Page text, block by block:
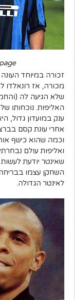
זכורה במיוחד
מכורה, אז רונאלדו
שלא הגיעה לה
האליפות. נוכחותו
ענק במועדון גדול,
אחרי עונת קסם
וכמה שהוא כישף
ואליפות עולם
שאינטר יודעת
השחקן עצמו
לאינטר הגדולה.